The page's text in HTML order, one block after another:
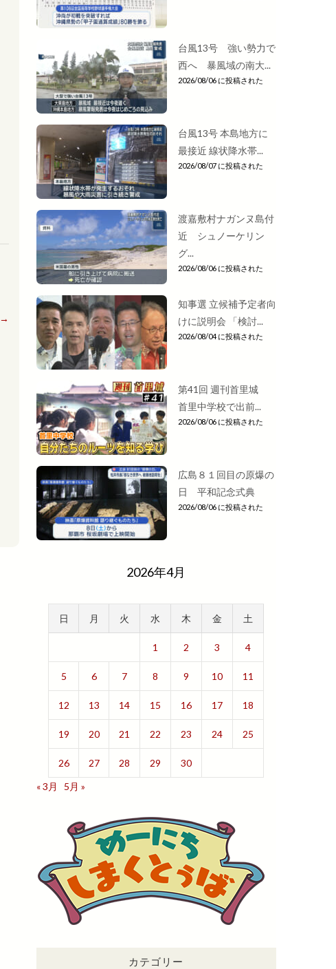
→
台風13号 強い勢力で
西へ 暴風域の南大...
2026/08/06 に投稿された
台風13号 本島地方に
最接近 線状降水帯...
2026/08/07 に投稿された
渡嘉敷村ナガンヌ島付
近 シュノーケリン
グ...
2026/08/06 に投稿された
知事選 立候補予定者向
けに説明会 「検討...
2026/08/04 に投稿された
第41回 週刊首里城
首里中学校で出前...
2026/08/06 に投稿された
広島８１回目の原爆の
日 平和記念式典
2026/08/06 に投稿された
2026年4月
日 月 火 水 木 金 土
1 2 3 4
5 6 7 8 9 10 11
12 13 14 15 16 17 18
19 20 21 22 23 24 25
26 27 28 29
30
« 3月
5月 »
カテゴリー